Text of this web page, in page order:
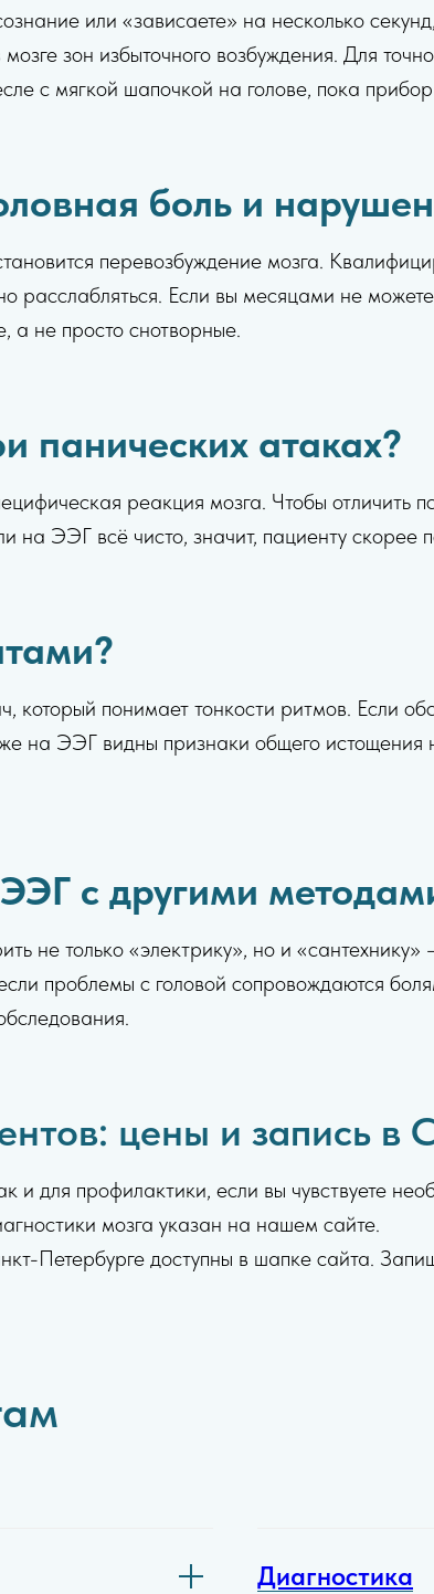
или «зависаете» на несколько
зон избыточного возбуждения. Для
с мягкой шапочкой на голове, пока
боль и
перевозбуждение мозга.
расслабляться. Если вы месяцами не
а не просто снотворные.
панических атаках?
реакция мозга. Чтобы отличить
на ЭЭГ всё чисто, значит, пациенту скорее
понимает тонкости ритмов. Если
на ЭЭГ видны признаки общего истощения
с другими
не только «электрику», но и
проблемы с головой сопровождаются
цены и запись в
для профилактики, если вы чувствуете
мозга указан на нашем сайте.
Петербурге доступны в шапке сайта.
Диагностика